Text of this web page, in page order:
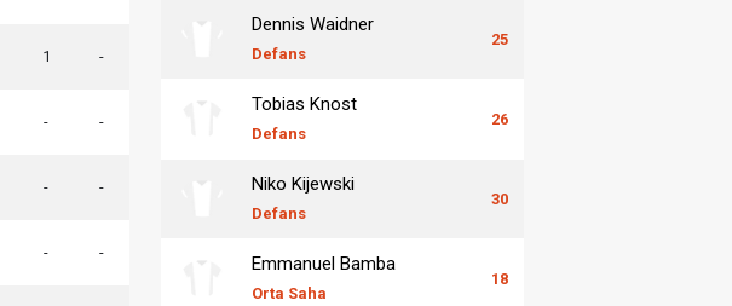
1 -
- -
- -
- -
Dennis Waidner
Defans
25
Tobias Knost
Defans
26
Niko Kijewski
Defans
30
Emmanuel Bamba
Orta Saha
18